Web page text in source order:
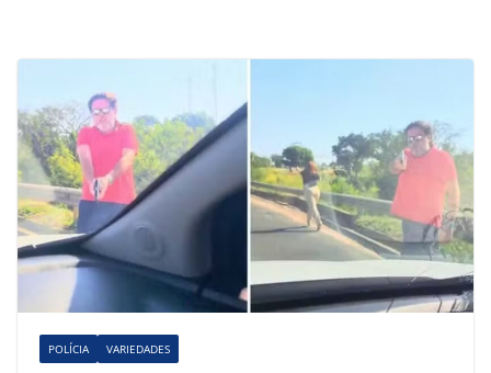
POLÍCIA VARIEDADES